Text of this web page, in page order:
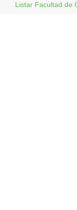
Listar Facultad de